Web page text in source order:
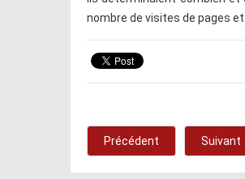
nombre de visites de pages
Précédent Suivant